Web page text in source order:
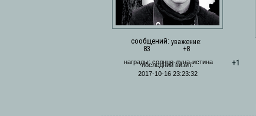
сообщений:
83
уважение:
+8
последний визит:
2017-10-16 23:23:32
награды: солнце-луна-истина +1